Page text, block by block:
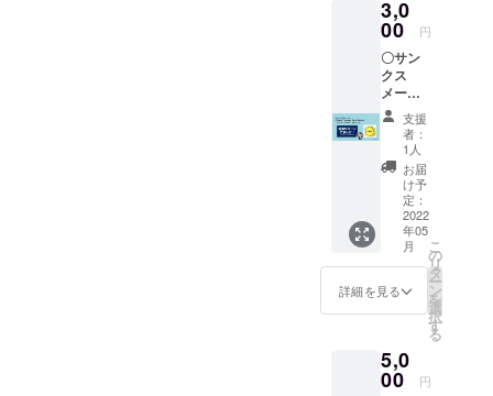
た伝承が難
しくなると
の危機感を
抱いていま
す。
今だから伝
えなくっ
ちゃ。今だ
から残さな
くっちゃ。
と意気込ん
でいます。
是非我々に
伝いをさせ
て下さい。
3,0
00 円
〇サン
クス
メール
〇Team
Yaeya
Zero
Malaria
オリジ
ナルロ
ゴ缶
バッジ
支援
者：
1人
お届
け予
定：
2022
年05
月
詳細を見る
こ
の
リ
タ
ー
ン
を
選
択
す
る
5,0
00 円